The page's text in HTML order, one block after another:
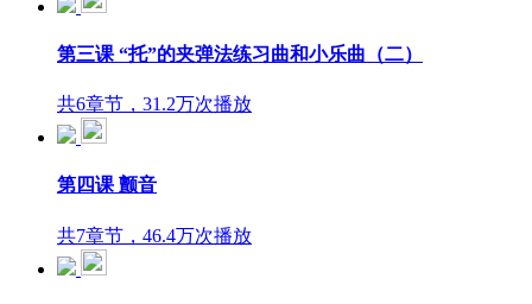
第三课 “托”的夹弹法练习曲和小乐曲（二）
共6章节，31.2万次播放
第四课 颤音
共7章节，46.4万次播放